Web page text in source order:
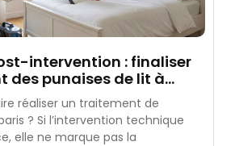
intervention : finaliser
des punaises de lit à
réaliser un traitement de
? Si l’intervention technique
elle ne marque pas la